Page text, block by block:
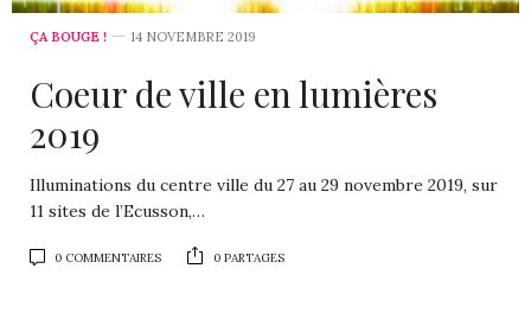
ÇA BOUGE ! 14 NOVEMBRE 2019
Coeur de ville en lumières
2019
Illuminations du centre ville du 27 au 29 novembre 2019, sur
11 sites de l’Ecusson,…
0 COMMENTAIRES 0 PARTAGES